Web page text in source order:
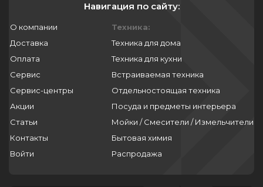
Навигация по сайту:
О компании
Доставка
Оплата
Сервис
Сервис-центры
Акции
Статьи
Контакты
Войти
Техника:
Техника для дома
Техника для кухни
Встраиваемая техника
Отдельностоящая техника
Посуда и предметы интерьера
Мойки / Смесители / Измельчители
Бытовая химия
Распродажа